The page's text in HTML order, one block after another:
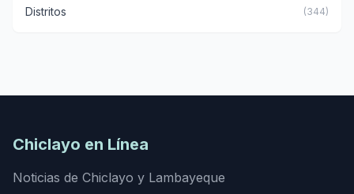
Distritos (344)
Chiclayo en Línea
Noticias de Chiclayo y Lambayeque